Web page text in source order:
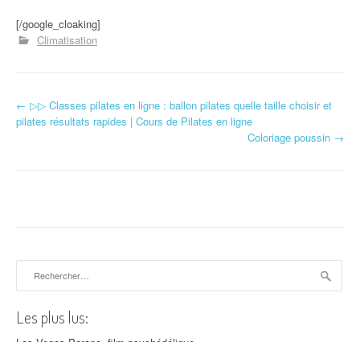
[/google_cloaking]
Climatisation
Navigation d'article
← ▷▷ Classes pilates en ligne : ballon pilates quelle taille choisir et
pilates résultats rapides | Cours de Pilates en ligne
Coloriage poussin →
Les plus lus: